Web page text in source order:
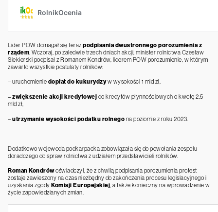
Lider POW domagał się teraz podpisania dwustronnego porozumienia z
rządem . Wczoraj, po zaledwie trzech dniach akcji, minister rolnictwa Czesław
Siekierski podpisał z Romanem Kondrów, liderem POW porozumienie, w którym
zawarto wszystkie postulaty rolników:
– uruchomienie dopłat do kukurydzyw wysokości 1 mld zł,
– zwiększenie akcji kredytowej do kredytów płynnościowych o kwotę 2,5
mld zł,
– utrzymanie wysokości podatku rolnego na poziomie z roku 2023.
Dodatkowo wojewoda podkarpacka zobowiązała się do powołania zespołu
doradczego do spraw rolnictwa z udziałem przedstawicieli rolników.
Roman Kondrówoświadczył, że z chwilą podpisania porozumienia protest
zostaje zawieszony na czas niezbędny do zakończenia procesu legislacyjnego i
uzyskania zgody Komisji Europejskiej, a także konieczny na wprowadzenie w
życie zapowiedzianych zmian.